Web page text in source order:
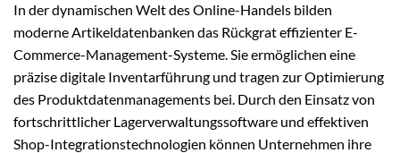
In der dynamischen Welt des Online-Handels bilden
moderne Artikeldatenbanken das Rückgrat effizienter E-
Commerce-Management-Systeme. Sie ermöglichen eine
präzise digitale Inventarführung und tragen zur Optimierung
des Produktdatenmanagements bei. Durch den Einsatz von
fortschrittlicher Lagerverwaltungssoftware und effektiven
Shop-Integrationstechnologien können Unternehmen ihre